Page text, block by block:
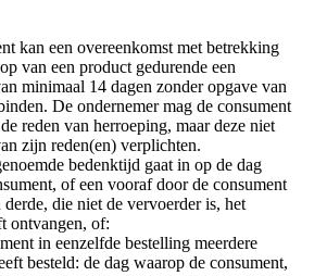
kan een overeenkomst met betrekking
van een product gedurende een
minimaal 14 dagen zonder opgave van
De ondernemer mag de consument
reden van herroeping, maar deze niet
zijn reden(en) verplichten.
bedenktijd gaat in op de dag
of een vooraf door de consument
derde, die niet de vervoerder is, het
ontvangen, of:
in eenzelfde bestelling meerdere
besteld: de dag waarop de consument,